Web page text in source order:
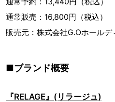
通常販売：16,800円（税込）
販売元：株式会社G.Oホールデ
■ブランド概要
『RELAGE』(リラージュ)